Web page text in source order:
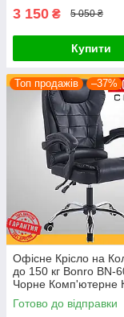
3 150 ₴ 5 050 ₴
Купити
Топ продажів –37%
Офісне Крісло на
до 150 кг Bonro BN-
Чорне Комп'ютерне
Керівника для Офісу
Поворотне
Готово до відправки